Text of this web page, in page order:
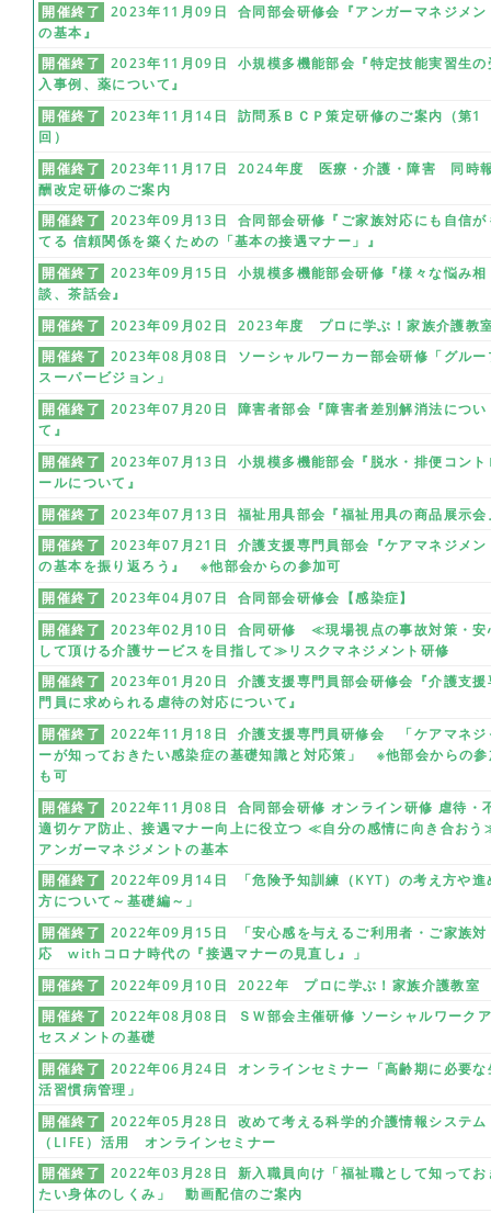
開催終了
2023年11月09日 合同部会研修会『アンガーマネジメン
の基本』
開催終了
2023年11月09日 小規模多機能部会『特定技能実習生の
入事例、薬について』
開催終了
2023年11月14日 訪問系ＢＣＰ策定研修のご案内（第1
回）
開催終了
2023年11月17日 2024年度 医療・介護・障害 同時
酬改定研修のご案内
開催終了
2023年09月13日 合同部会研修『ご家族対応にも自信が
てる 信頼関係を築くための「基本の接遇マナー」』
開催終了
2023年09月15日 小規模多機能部会研修『様々な悩み相
談、茶話会』
開催終了
2023年09月02日 2023年度 プロに学ぶ！家族介護教
開催終了
2023年08月08日 ソーシャルワーカー部会研修「グルー
スーパービジョン」
開催終了
2023年07月20日 障害者部会『障害者差別解消法につい
て』
開催終了
2023年07月13日 小規模多機能部会『脱水・排便コント
ールについて』
開催終了
2023年07月13日 福祉用具部会『福祉用具の商品展示会
開催終了
2023年07月21日 介護支援専門員部会『ケアマネジメン
の基本を振り返ろう』 ※他部会からの参加可
開催終了
2023年04月07日 合同部会研修会【感染症】
開催終了
2023年02月10日 合同研修 ≪現場視点の事故対策・安
して頂ける介護サービスを目指して≫リスクマネジメント研修
開催終了
2023年01月20日 介護支援専門員部会研修会『介護支援
門員に求められる虐待の対応について』
開催終了
2022年11月18日 介護支援専門員研修会 「ケアマネジ
ーが知っておきたい感染症の基礎知識と対応策」 ※他部会からの
も可
開催終了
2022年11月08日 合同部会研修 オンライン研修 虐待・
適切ケア防止、接遇マナー向上に役立つ ≪自分の感情に向き合お
アンガーマネジメントの基本
開催終了
2022年09月14日 「危険予知訓練（KYT）の考え方や進
方について～基礎編～」
開催終了
2022年09月15日 「安心感を与えるご利用者・ご家族対
応 withコロナ時代の『接遇マナーの見直し』」
開催終了
2022年09月10日 2022年 プロに学ぶ！家族介護教室
開催終了
2022年08月08日 ＳＷ部会主催研修 ソーシャルワーク
セスメントの基礎
開催終了
2022年06月24日 オンラインセミナー「高齢期に必要な
活習慣病管理」
開催終了
2022年05月28日 改めて考える科学的介護情報システム
（LIFE）活用 オンラインセミナー
開催終了
2022年03月28日 新入職員向け「福祉職として知ってお
たい身体のしくみ」 動画配信のご案内